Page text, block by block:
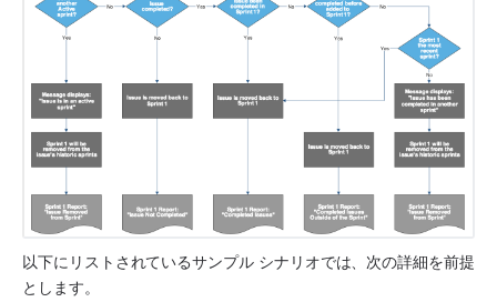
以下にリストされているサンプル シナリオでは、次の詳細を前提
とします。